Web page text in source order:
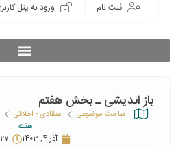
ثبت نام ورود به پنل
باز اندیشی ـ بخش هفتم
مباحث موضوعی اعتقادی - اخلاقی
هفتم
آذر 4, 1403